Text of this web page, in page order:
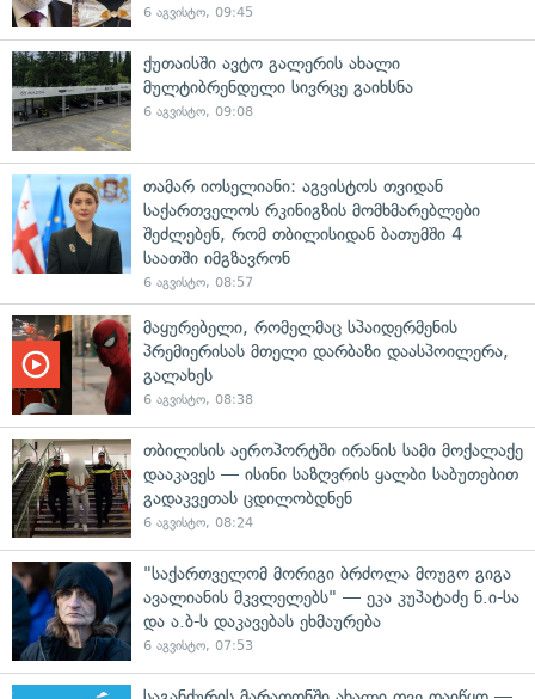
6 აგვისტო, 09:45
ქუთაისში ავტო გალერის ახალი
მულტიბრენდული სივრცე გაიხსნა
6 აგვისტო, 09:08
თამარ იოსელიანი: აგვისტოს თვიდან
საქართველოს რკინიგზის მომხმარებლები
შეძლებენ, რომ თბილისიდან ბათუმში 4
საათში იმგზავრონ
6 აგვისტო, 08:57
მაყურებელი, რომელმაც სპაიდერმენის
პრემიერისას მთელი დარბაზი დაასპოილერა,
გალახეს
6 აგვისტო, 08:38
თბილისის აეროპორტში ირანის სამი მოქალაქე
დააკავეს — ისინი საზღვრის ყალბი საბუთებით
გადაკვეთას ცდილობდნენ
6 აგვისტო, 08:24
"საქართველომ მორიგი ბრძოლა მოუგო გიგა
ავალიანის მკვლელებს" — ეკა კუპატაძე ნ.ი-სა
და ა.ბ-ს დაკავებას ეხმაურება
6 აგვისტო, 07:53